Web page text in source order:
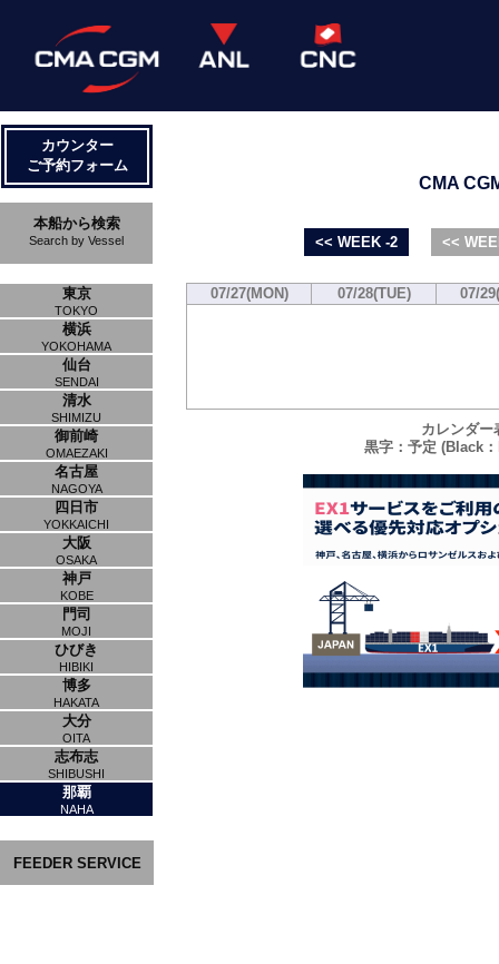
カウンター
ご予約フォーム
本船から検索
Search by Vessel
東京
TOKYO
横浜
YOKOHAMA
仙台
SENDAI
清水
SHIMIZU
御前崎
OMAEZAKI
名古屋
NAGOYA
四日市
YOKKAICHI
大阪
OSAKA
神戸
KOBE
門司
MOJI
ひびき
HIBIKI
博多
HAKATA
大分
OITA
志布志
SHIBUSHI
那覇
NAHA
FEEDER SERVICE
CMA
<< WEEK -2 <<
07/27(MON) 07/28(TUE) 07/
カレンダー
黒字：予定 (Black